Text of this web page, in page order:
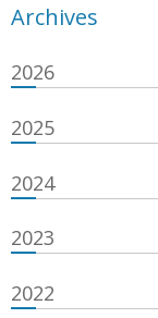
Archives
2026
2025
2024
2023
2022